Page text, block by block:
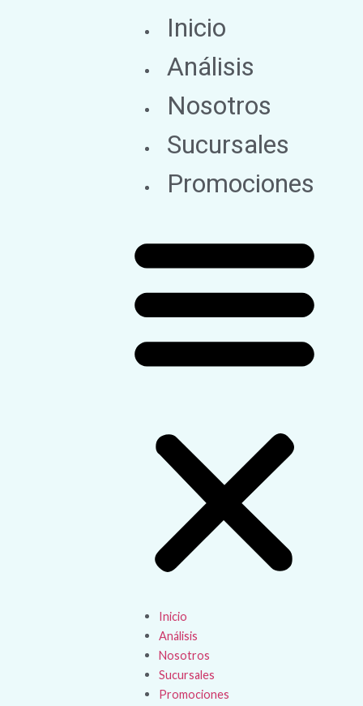
Inicio
Análisis
Nosotros
Sucursales
Promociones
Inicio
Análisis
Nosotros
Sucursales
Promociones